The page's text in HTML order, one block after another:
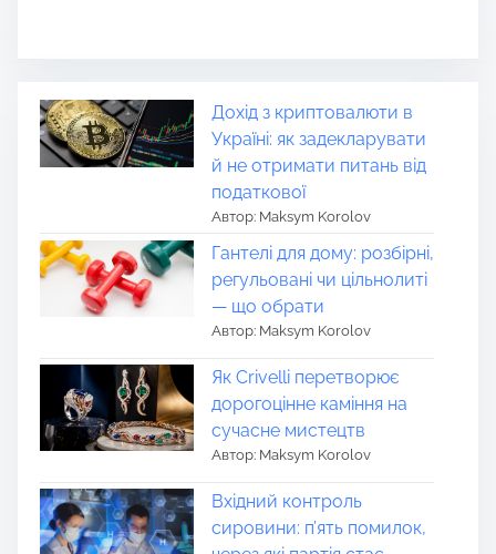
Дохід з криптовалюти в
Україні: як задекларувати
й не отримати питань від
податкової
Автор: Maksym Korolov
Гантелі для дому: розбірні,
регульовані чи цільнолиті
— що обрати
Автор: Maksym Korolov
Як Crivelli перетворює
дорогоцінне каміння на
сучасне мистецтв
Автор: Maksym Korolov
Вхідний контроль
сировини: п’ять помилок,